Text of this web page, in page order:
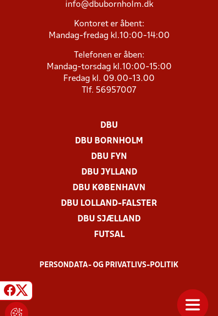
info@dbubornholm.dk
Kontoret er åbent:
Mandag-fredag kl.10:00-14:00
Telefonen er åben:
Mandag-torsdag kl.10:00-15:00
Fredag kl. 09.00-13.00
Tlf. 56957007
DBU
DBU BORNHOLM
DBU FYN
DBU JYLLAND
DBU KØBENHAVN
DBU LOLLAND-FALSTER
DBU SJÆLLAND
FUTSAL
PERSONDATA- OG PRIVATLIVS-POLITIK